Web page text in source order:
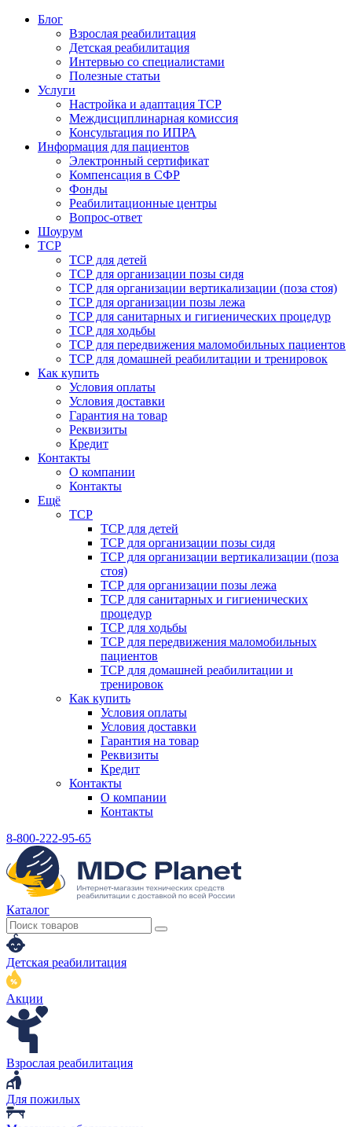
Блог
Взрослая реабилитация
Детская реабилитация
Интервью со специалистами
Полезные статьи
Услуги
Настройка и адаптация ТСР
Междисциплинарная комиссия
Консультация по ИПРА
Информация для пациентов
Электронный сертификат
Компенсация в СФР
Фонды
Реабилитационные центры
Вопрос-ответ
Шоурум
ТСР
ТСР для детей
ТСР для организации позы сидя
ТСР для организации вертикализации (поза стоя)
ТСР для организации позы лежа
ТСР для санитарных и гигиенических процедур
ТСР для ходьбы
ТСР для передвижения маломобильных пациентов
ТСР для домашней реабилитации и тренировок
Как купить
Условия оплаты
Условия доставки
Гарантия на товар
Реквизиты
Кредит
Контакты
О компании
Контакты
Ещё
ТСР
ТСР для детей
ТСР для организации позы сидя
ТСР для организации вертикализации (поза
стоя)
ТСР для организации позы лежа
ТСР для санитарных и гигиенических
процедур
ТСР для ходьбы
ТСР для передвижения маломобильных
пациентов
ТСР для домашней реабилитации и
тренировок
Как купить
Условия оплаты
Условия доставки
Гарантия на товар
Реквизиты
Кредит
Контакты
О компании
Контакты
8-800-222-95-65
Каталог
Детская реабилитация
Акции
Взрослая реабилитация
Для пожилых